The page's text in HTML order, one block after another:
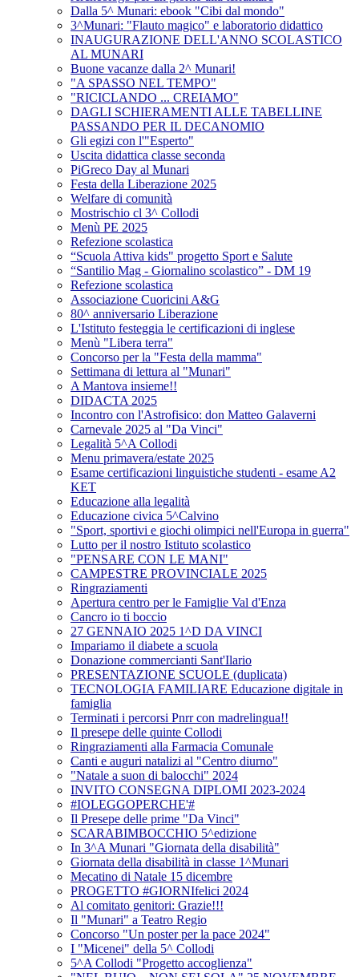
Dalla 5^ Munari: ebook "Cibi dal mondo"
3^Munari: "Flauto magico" e laboratorio didattico
INAUGURAZIONE DELL'ANNO SCOLASTICO
AL MUNARI
Buone vacanze dalla 2^ Munari!
"A SPASSO NEL TEMPO"
"RICICLANDO ... CREIAMO"
DAGLI SCHIERAMENTI ALLE TABELLINE
PASSANDO PER IL DECANOMIO
Gli egizi con l'"Esperto"
Uscita didattica classe seconda
PiGreco Day al Munari
Festa della Liberazione 2025
Welfare di comunità
Mostrischio cl 3^ Collodi
Menù PE 2025
Refezione scolastica
“Scuola Attiva kids" progetto Sport e Salute
“Santilio Mag - Giornalino scolastico” - DM 19
Refezione scolastica
Associazione Cuoricini A&G
80^ anniversario Liberazione
L'Istituto festeggia le certificazioni di inglese
Menù "Libera terra"
Concorso per la "Festa della mamma"
Settimana di lettura al "Munari"
A Mantova insieme!!
DIDACTA 2025
Incontro con l'Astrofisico: don Matteo Galaverni
Carnevale 2025 al "Da Vinci"
Legalità 5^A Collodi
Menu primavera/estate 2025
Esame certificazioni linguistiche studenti - esame A2
KET
Educazione alla legalità
Educazione civica 5^Calvino
"Sport, sportivi e giochi olimpici nell'Europa in guerra"
Lutto per il nostro Istituto scolastico
"PENSARE CON LE MANI"
CAMPESTRE PROVINCIALE 2025
Ringraziamenti
Apertura centro per le Famiglie Val d'Enza
Cancro io ti boccio
27 GENNAIO 2025 1^D DA VINCI
Impariamo il diabete a scuola
Donazione commercianti Sant'Ilario
PRESENTAZIONE SCUOLE (duplicata)
TECNOLOGIA FAMILIARE Educazione digitale in
famiglia
Terminati i percorsi Pnrr con madrelingua!!
Il presepe delle quinte Collodi
Ringraziamenti alla Farmacia Comunale
Canti e auguri natalizi al "Centro diurno"
"Natale a suon di balocchi" 2024
INVITO CONSEGNA DIPLOMI 2023-2024
#IOLEGGOPERCHE'#
Il Presepe delle prime "Da Vinci"
SCARABIMBOCCHIO 5^edizione
In 3^A Munari "Giornata della disabilità"
Giornata della disabilità in classe 1^Munari
Mecatino di Natale 15 dicembre
PROGETTO #GIORNIfelici 2024
Al comitato genitori: Grazie!!!
Il "Munari" a Teatro Regio
Concorso "Un poster per la pace 2024"
I "Micenei" della 5^ Collodi
5^A Collodi "Progetto accoglienza"